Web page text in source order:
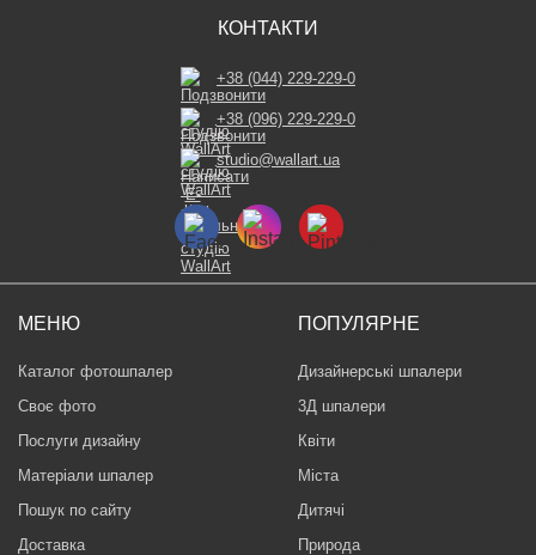
МЕНЮ
Каталог фотошпалер
Своє фото
Послуги дизайну
Матеріали шпалер
Пошук по сайту
Доставка
ПОПУЛЯРНЕ
Дизайнерські шпалери
3Д шпалери
Квіти
Міста
Дитячі
Природа
КОНТАКТИ
+38 (044) 229-229-0
+38 (096) 229-229-0
studio@wallart.ua